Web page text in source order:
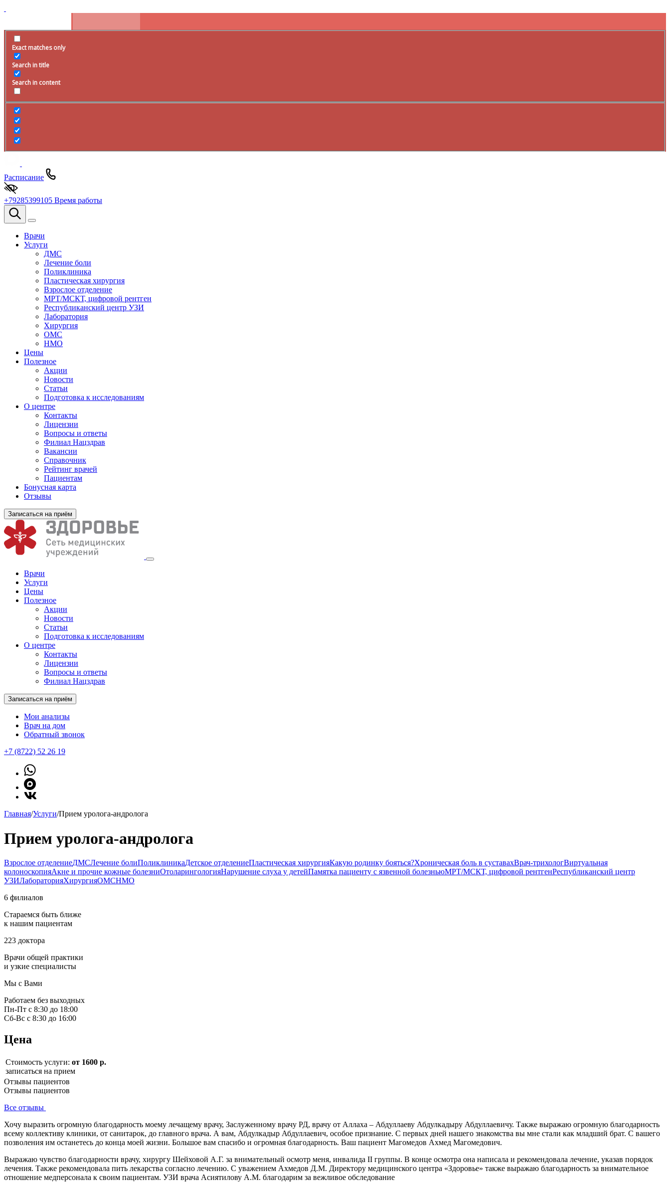
Exact matches only
Search in title
Search in content
Расписание
+79285399105 Время работы
Врачи
Услуги
ДМС
Лечение боли
Поликлиника
Пластическая хирургия
Взрослое отделение
МРТ/МСКТ, цифровой рентген
Республиканский центр УЗИ
Лаборатория
Хирургия
ОМС
НМО
Цены
Полезное
Акции
Новости
Статьи
Подготовка к исследованиям
О центре
Контакты
Лицензии
Вопросы и ответы
Филиал Нацздрав
Вакансии
Справочник
Рейтинг врачей
Пациентам
Бонусная карта
Отзывы
Записаться на приём
Врачи
Услуги
Цены
Полезное
Акции
Новости
Статьи
Подготовка к исследованиям
О центре
Контакты
Лицензии
Вопросы и ответы
Филиал Нацздрав
Записаться на приём
Мои анализы
Врач на дом
Обратный звонок
+7 (8722) 52 26 19
Главная/Услуги/Прием уролога-андролога
Прием уролога-андролога
Взрослое отделениеДМСЛечение болиПоликлиникаДетское отделениеПластическая хирургияКакую родинку бояться?Хроническая боль в суставахВрач-трихологВиртуальная
колоноскопияАкне и прочие кожные болезниОтоларингологияНарушение слуха у детейПамятка пациенту с язвенной болезньюМРТ/МСКТ, цифровой рентгенРеспубликанский центр
УЗИЛабораторияХирургияОМСНМО
6 филиалов
Стараемся быть ближе
к нашим пациентам
223 доктора
Врачи общей практики
и узкие специалисты
Мы с Вами
Работаем без выходных
Пн-Пт с 8:30 до 18:00
Сб-Вс с 8:30 до 16:00
Цена
Стоимость услуги: от 1600 р.
записаться на прием
Отзывы пациентов
Отзывы пациентов
Все отзывы
Хочу выразить огромную благодарность моему лечащему врачу, Заслуженному врачу РД, врачу от Аллаха – Абдуллаеву Абдулкадыру Абдуллаевичу. Также выражаю огромную благодарность
всему коллективу клиники, от санитарок, до главного врача. А вам, Абдулкадыр Абдуллаевич, особое признание. С первых дней нашего знакомства вы мне стали как младший брат. С вашего
позволения им останетесь до конца моей жизни. Большое вам спасибо и огромная благодарность. Ваш пациент Магомедов Ахмед Магомедович.
Выражаю чувство благодарности врачу, хирургу Шейховой А.Г. за внимательный осмотр меня, инвалида II группы. В конце осмотра она написала и рекомендовала лечение, указав порядок
лечения. Также рекомендовала пить лекарства согласно лечению. С уважением Ахмедов Д.М. Директору медицинского центра «Здоровье» также выражаю благодарность за внимательное
отношение медперсонала к своим пациентам. УЗИ врача Асиятилову А.М. благодарим за вежливое обследование